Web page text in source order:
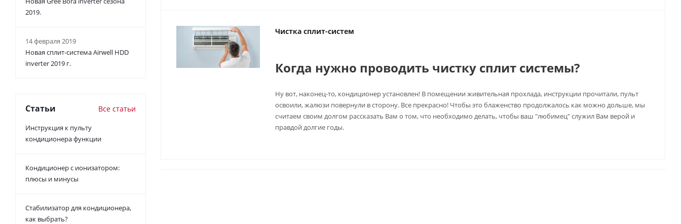
Чистка сплит-систем
Когда нужно проводить чистку сплит системы?
Ну вот, наконец-то, кондиционер установлен! В помещении живительная прохлада, инструкции прочитали, пульт
освоили, жалюзи повернули в сторону. Все прекрасно! Чтобы это блаженство продолжалось как можно дольше, мы
считаем своим долгом рассказать Вам о том, что необходимо делать, чтобы ваш "любимец" служил Вам верой и
правдой долгие годы.
2019.
14 февраля 2019
Новая сплит-система Airwell HDD
inverter 2019 г.
Статьи Все статьи
Инструкция к пульту
кондиционера функции
Кондиционер с ионизатором:
плюсы и минусы
Стабилизатор для кондиционера,
как выбрать?